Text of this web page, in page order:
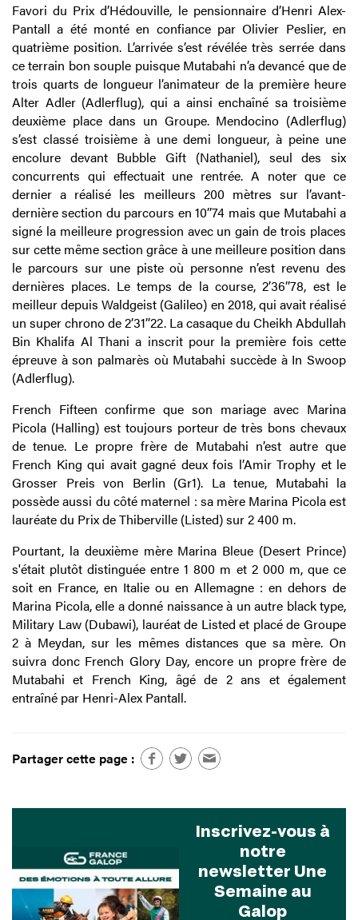
Favori du Prix d’Hédouville, le pensionnaire d’Henri Alex-
Pantall a été monté en confiance par Olivier Peslier, en
quatrième position. L’arrivée s’est révélée très serrée dans
ce terrain bon souple puisque Mutabahi n’a devancé que de
trois quarts de longueur l’animateur de la première heure
Alter Adler (Adlerflug), qui a ainsi enchaîné sa troisième
deuxième place dans un Groupe. Mendocino (Adlerflug)
s’est classé troisième à une demi longueur, à peine une
encolure devant Bubble Gift (Nathaniel), seul des six
concurrents qui effectuait une rentrée. A noter que ce
dernier a réalisé les meilleurs 200 mètres sur l’avant-
dernière section du parcours en 10’’74 mais que Mutabahi a
signé la meilleure progression avec un gain de trois places
sur cette même section grâce à une meilleure position dans
le parcours sur une piste où personne n’est revenu des
dernières places. Le temps de la course, 2’36’’78, est le
meilleur depuis Waldgeist (Galileo) en 2018, qui avait réalisé
un super chrono de 2’31’’22. La casaque du Cheikh Abdullah
Bin Khalifa Al Thani a inscrit pour la première fois cette
épreuve à son palmarès où Mutabahi succède à In Swoop
(Adlerflug).
French Fifteen confirme que son mariage avec Marina
Picola (Halling) est toujours porteur de très bons chevaux
de tenue. Le propre frère de Mutabahi n’est autre que
French King qui avait gagné deux fois l’Amir Trophy et le
Grosser Preis von Berlin (Gr1). La tenue, Mutabahi la
possède aussi du côté maternel : sa mère Marina Picola est
lauréate du Prix de Thiberville (Listed) sur 2 400 m.
Pourtant, la deuxième mère Marina Bleue (Desert Prince)
s'était plutôt distinguée entre 1 800 m et 2 000 m, que ce
soit en France, en Italie ou en Allemagne : en dehors de
Marina Picola, elle a donné naissance à un autre black type,
Military Law (Dubawi), lauréat de Listed et placé de Groupe
2 à Meydan, sur les mêmes distances que sa mère. On
suivra donc French Glory Day, encore un propre frère de
Mutabahi et French King, âgé de 2 ans et également
entraîné par Henri-Alex Pantall.
Partager cette page :
Inscrivez-vous à
notre
newsletter Une
Semaine au
Galop